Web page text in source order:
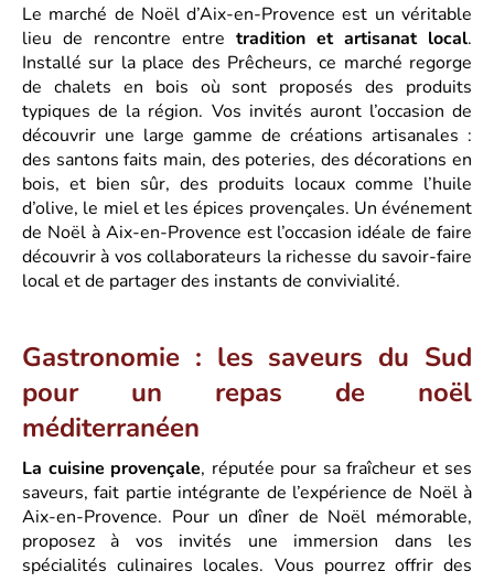
Le marché de Noël d’Aix-en-Provence est un véritable
lieu de rencontre entre tradition et artisanat local.
Installé sur la place des Prêcheurs, ce marché regorge
de chalets en bois où sont proposés des produits
typiques de la région. Vos invités auront l’occasion de
découvrir une large gamme de créations artisanales :
des santons faits main, des poteries, des décorations en
bois, et bien sûr, des produits locaux comme l’huile
d’olive, le miel et les épices provençales. Un événement
de Noël à Aix-en-Provence est l’occasion idéale de faire
découvrir à vos collaborateurs la richesse du savoir-faire
local et de partager des instants de convivialité.
Gastronomie : les saveurs du Sud
pour un repas de noël
méditerranéen
La cuisine provençale, réputée pour sa fraîcheur et ses
saveurs, fait partie intégrante de l’expérience de Noël à
Aix-en-Provence. Pour un dîner de Noël mémorable,
proposez à vos invités une immersion dans les
spécialités culinaires locales. Vous pourrez offrir des